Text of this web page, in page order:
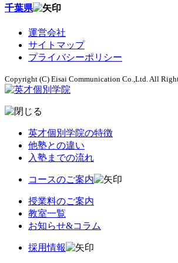
千葉県
運営会社
サイトマップ
プライバシーポリシー
Copyright (C) Eisai Communication Co.,Ltd. All
英才個別学院の特徴
他塾との違い
入塾までの流れ
コースのご案内
授業料のご案内
教室一覧
お知らせ&コラム
採用情報